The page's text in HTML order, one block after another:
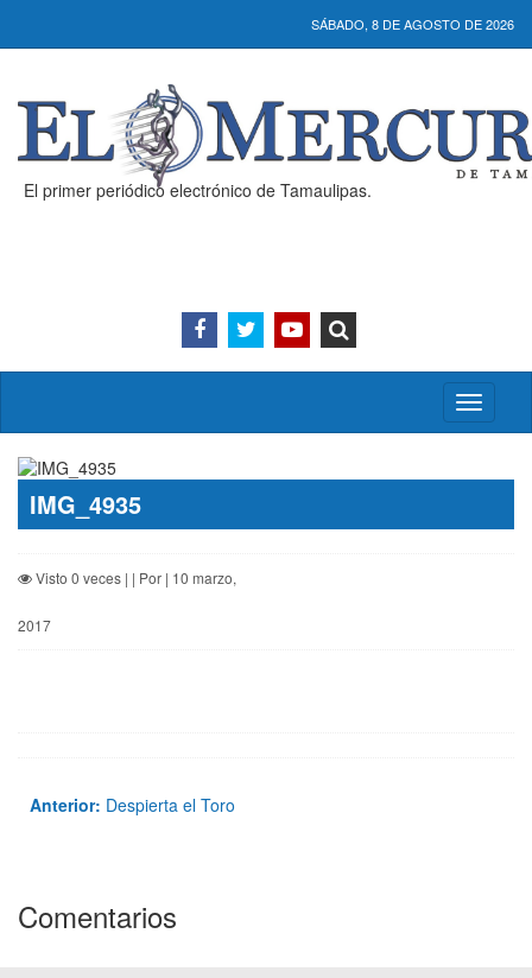
SÁBADO, 8 DE AGOSTO DE 2026
El primer periódico electrónico de Tamaulipas.
Activar/
menú
IMG_4935
Visto 0 veces | | Por | 10 marzo,
2017
Anterior: Despierta el Toro
Comentarios